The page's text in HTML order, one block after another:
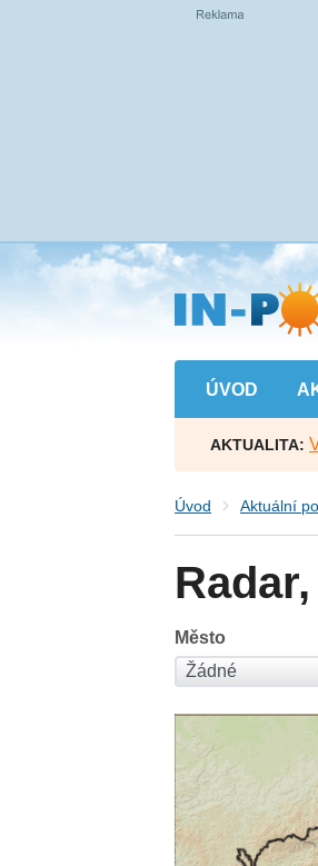
Přejít
na
hlavní
obsah
ÚVOD
AKTUALITA:
Úvod Aktuální
Město